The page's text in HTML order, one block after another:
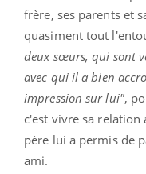
frère, ses parents et
quasiment tout
deux sœurs, qui sont
avec qui il a bien
impression sur lui",
c'est vivre sa
père lui a permis de
ami.